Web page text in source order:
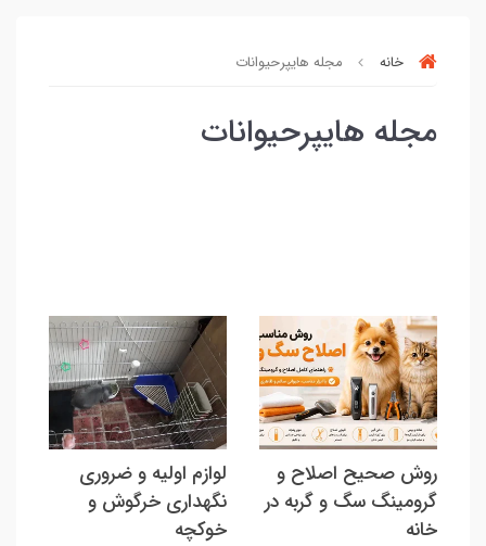
خانه مجله هایپرحیوانات
مجله هایپرحیوانات
روش صحیح اصلاح و
گرومینگ سگ و گربه در
خانه
لوازم اولیه و ضروری
نگهداری خرگوش و
خوکچه